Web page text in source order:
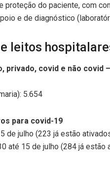
proteção do paciente, com
e de diagnóstico
leitos
privado, covid e não covid
5.654
para covid-19
de julho (223 já estão
até 15 de julho (284 já estão